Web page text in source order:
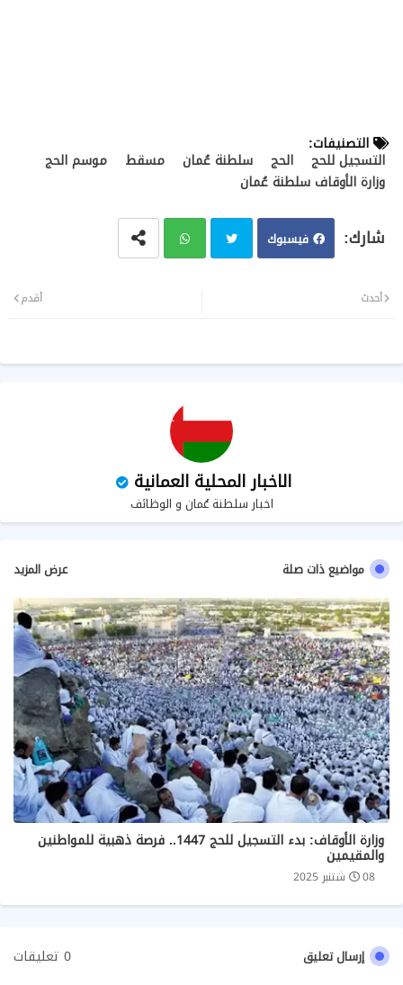
التصنيفات:
التسجيل للحج الحج سلطنة عُمان مسقط
موسم الحج
وزارة الأوقاف سلطنة عُمان
فيسبوك
ب
أحدث أقدم
الاخبار المحلية العمانية
اخبار سلطنة عُمان و الوظائف
مواضيع ذات صلة عرض المزيد
وزارة الأوقاف: بدء التسجيل للحج 1447.. فرصة ذهبية للمواطنين
والمقيمين
08 شتنبر 2025
إرسال تعليق 0 تعليقات